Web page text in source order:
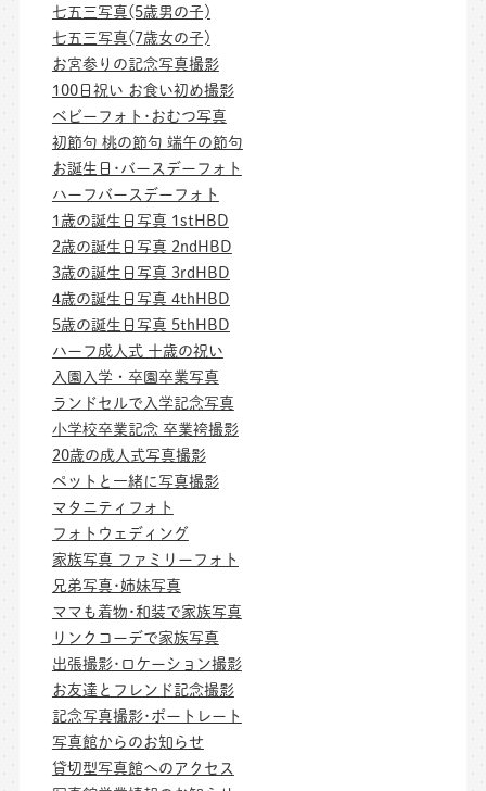
七五三写真(5歳男の子)
七五三写真(7歳女の子)
お宮参りの記念写真撮影
100日祝い お食い初め撮影
ベビーフォト･おむつ写真
初節句 桃の節句 端午の節句
お誕生日･バースデーフォト
ハーフバースデーフォト
1歳の誕生日写真 1stHBD
2歳の誕生日写真 2ndHBD
3歳の誕生日写真 3rdHBD
4歳の誕生日写真 4thHBD
5歳の誕生日写真 5thHBD
ハーフ成人式 十歳の祝い
入園入学・卒園卒業写真
ランドセルで入学記念写真
小学校卒業記念 卒業袴撮影
20歳の成人式写真撮影
ペットと一緒に写真撮影
マタニティフォト
フォトウェディング
家族写真 ファミリーフォト
兄弟写真･姉妹写真
ママも着物･和装で家族写真
リンクコーデで家族写真
出張撮影･ロケーション撮影
お友達とフレンド記念撮影
記念写真撮影･ポートレート
写真館からのお知らせ
貸切型写真館へのアクセス